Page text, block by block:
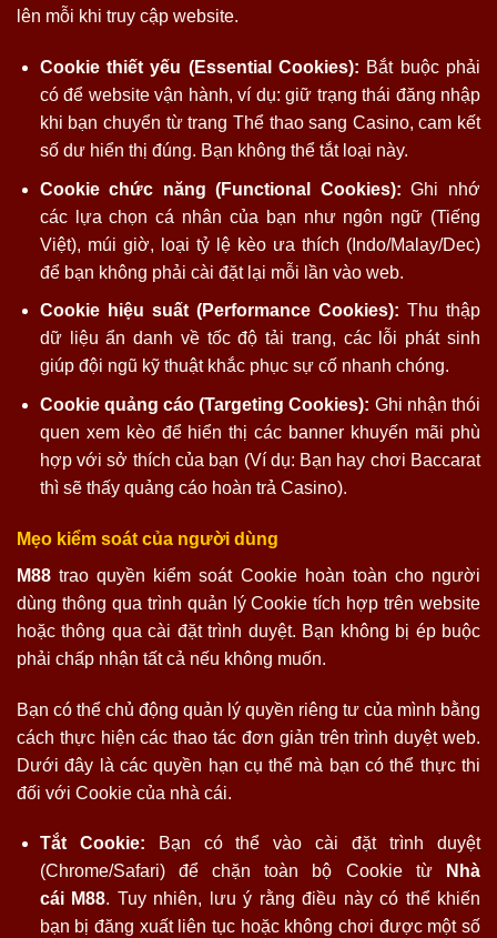
lên mỗi khi truy cập website.
Cookie thiết yếu (Essential Cookies): Bắt buộc phải
có để website vận hành, ví dụ: giữ trạng thái đăng nhập
khi bạn chuyển từ trang Thể thao sang Casino, cam kết
số dư hiển thị đúng. Bạn không thể tắt loại này.
Cookie chức năng (Functional Cookies): Ghi nhớ
các lựa chọn cá nhân của bạn như ngôn ngữ (Tiếng
Việt), múi giờ, loại tỷ lệ kèo ưa thích (Indo/Malay/Dec)
để bạn không phải cài đặt lại mỗi lần vào web.
Cookie hiệu suất (Performance Cookies): Thu thập
dữ liệu ẩn danh về tốc độ tải trang, các lỗi phát sinh
giúp đội ngũ kỹ thuật khắc phục sự cố nhanh chóng.
Cookie quảng cáo (Targeting Cookies): Ghi nhận thói
quen xem kèo để hiển thị các banner khuyến mãi phù
hợp với sở thích của bạn (Ví dụ: Bạn hay chơi Baccarat
thì sẽ thấy quảng cáo hoàn trả Casino).
Mẹo kiểm soát của người dùng
M88 trao quyền kiểm soát Cookie hoàn toàn cho người
dùng thông qua trình quản lý Cookie tích hợp trên website
hoặc thông qua cài đặt trình duyệt. Bạn không bị ép buộc
phải chấp nhận tất cả nếu không muốn.
Bạn có thể chủ động quản lý quyền riêng tư của mình bằng
cách thực hiện các thao tác đơn giản trên trình duyệt web.
Dưới đây là các quyền hạn cụ thể mà bạn có thể thực thi
đối với Cookie của nhà cái.
Tắt Cookie: Bạn có thể vào cài đặt trình duyệt
(Chrome/Safari) để chặn toàn bộ Cookie từ
Nhà
cái M88. Tuy nhiên, lưu ý rằng điều này có thể khiến
bạn bị đăng xuất liên tục hoặc không chơi được một số